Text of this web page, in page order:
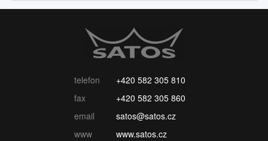
telefon
+420 582 305 810
fax
+420 582 305 860
email
satos@satos.cz
www
www.satos.cz